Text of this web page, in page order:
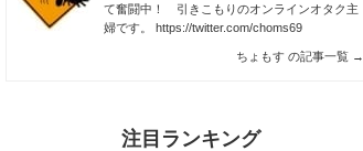
て奮闘中！ 引きこもりのオンラインオタク主
婦です。 https://twitter.com/choms69
ちょもす の記事一覧 →
注目ランキング